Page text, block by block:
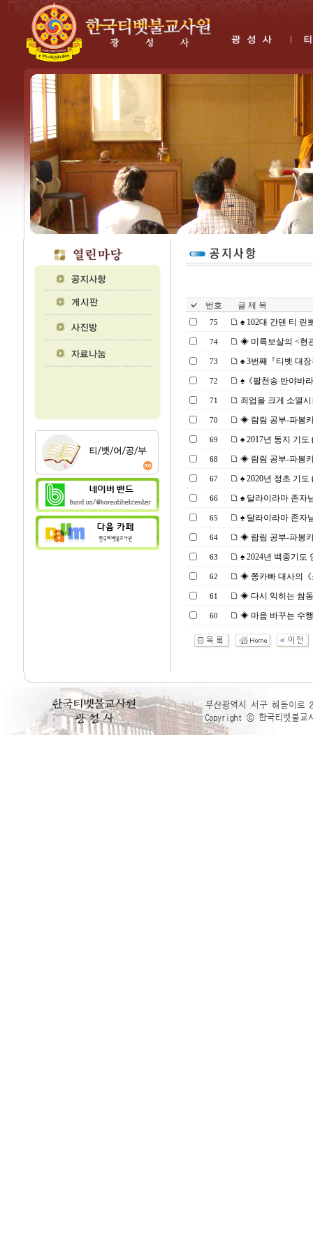
번호 글 제 목
75 ♠ 102대 간덴 티 린
74 ◈ 미륵보살의 <현
73 ♠ 3번째『티벳 대
72 ♠《팔천송 반야바
71 죄업을 크게 소멸
70 ◈ 람림 공부-파봉
69 ♠ 2017년 동지 기도
68 ◈ 람림 공부-파봉
67 ♠ 2020년 정초 기도
66 ♠ 달라이라마 존자
65 ♠ 달라이라마 존자
64 ◈ 람림 공부-파봉
63 ♠ 2024년 백중기도
62 ◈ 쫑카빠 대사의《
61 ◈ 다시 익히는 쌈
60 ◈ 마음 바꾸는 수행